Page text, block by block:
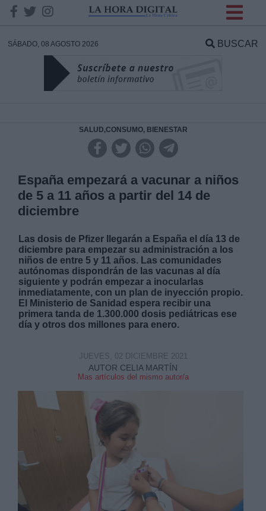
SÁBADO, 08 AGOSTO 2026 BUSCAR
SALUD,CONSUMO, BIENESTAR
España empezará a vacunar a niños
de 5 a 11 años a partir del 14 de
diciembre
Las dosis de Pfizer llegarán a España el día 13 de
diciembre para empezar su administración a los
niños de entre 5 y 11 años. Las comunidades
autónomas dispondrán de las vacunas al día
siguiente y podrán empezar a inocularlas
inmediatamente, con un plan de inyección propio.
El Ministerio de Sanidad espera recibir una
primera tanda de 1.300.000 dosis pediátricas ese
día y otros dos millones para enero.
AUTOR CELIA MARTÍN
Mas artículos del mismo autor/a
JUEVES, 02 DICIEMBRE 2021
DATOS
Responsable:
Legitimación:
Destinatarios:
link
Información adicional